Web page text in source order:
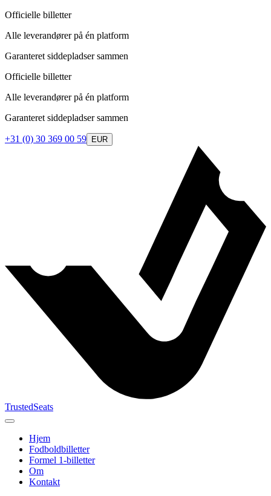
Officielle billetter
Alle leverandører på én platform
Garanteret siddepladser sammen
Officielle billetter
Alle leverandører på én platform
Garanteret siddepladser sammen
+31 (0) 30 369 00 59 EUR
TrustedSeats
Hjem
Fodboldbilletter
Formel 1-billetter
Om
Kontakt